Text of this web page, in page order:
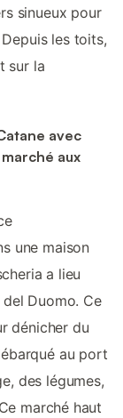
sinueux pour
les toits,
sur la
avec
aux
une maison
a lieu
Duomo. Ce
dénicher du
au port
des légumes,
marché haut